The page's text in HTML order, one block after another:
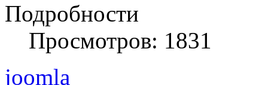
Подробности
Просмотров: 1831
joomla